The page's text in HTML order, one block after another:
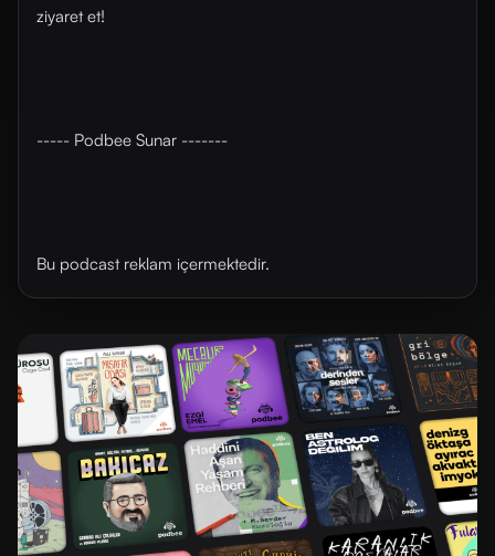
ziyaret et!
----- Podbee Sunar -------
Bu podcast reklam içermektedir.